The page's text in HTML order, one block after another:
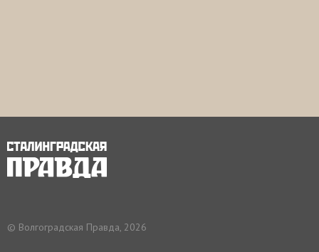
© Волгоградская Правда, 2026